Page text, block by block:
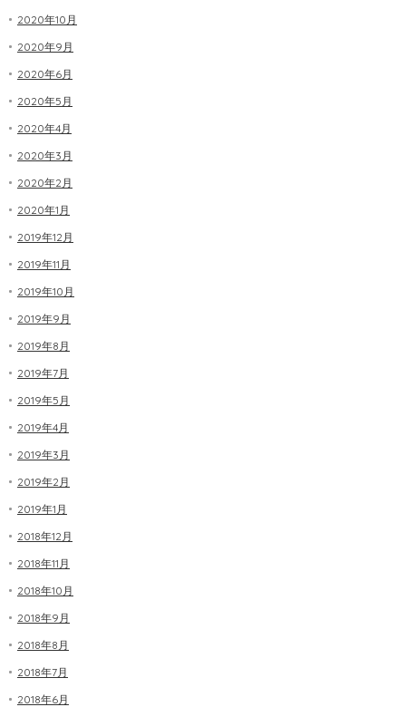
2020年10月
2020年9月
2020年6月
2020年5月
2020年4月
2020年3月
2020年2月
2020年1月
2019年12月
2019年11月
2019年10月
2019年9月
2019年8月
2019年7月
2019年5月
2019年4月
2019年3月
2019年2月
2019年1月
2018年12月
2018年11月
2018年10月
2018年9月
2018年8月
2018年7月
2018年6月